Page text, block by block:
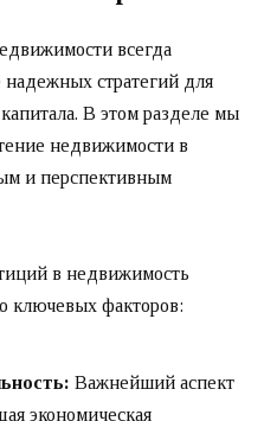
всегда
надежных стратегий для
В этом разделе мы
недвижимости в
и перспективным
в недвижимость
ключевых факторов:
Важнейший аспект
экономическая